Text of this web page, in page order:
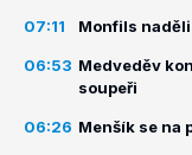
07:11 Monfils
06:53 Medveděv
soupeři
06:26 Menšík se na